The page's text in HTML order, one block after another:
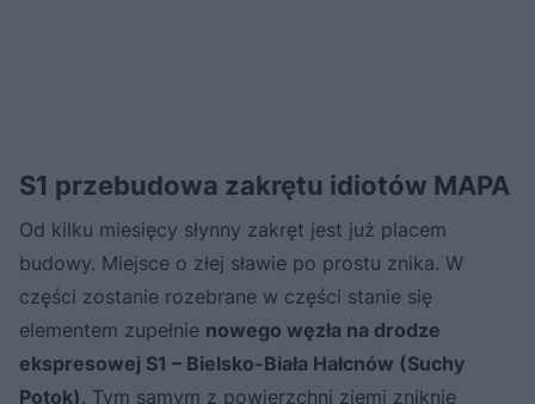
S1 przebudowa zakrętu idiotów MAPA
Od kilku miesięcy słynny zakręt jest już placem
budowy. Miejsce o złej sławie po prostu znika. W
części zostanie rozebrane w części stanie się
elementem zupełnie nowego węzła na drodze
ekspresowej S1 – Bielsko-Biała Hałcnów (Suchy
Potok). Tym samym z powierzchni ziemi zniknie